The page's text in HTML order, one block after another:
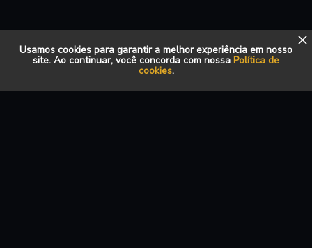
Usamos cookies para garantir a melhor experiência em nosso
site. Ao continuar, você concorda com nossa Política de
cookies.